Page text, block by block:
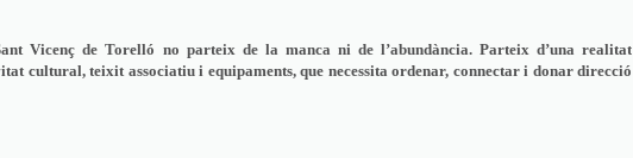
Vicenç de Torelló no parteix de la manca ni de l’abundància. Parteix d’una realitat
cultural, teixit associatiu i equipaments, que necessita ordenar, connectar i donar direcció